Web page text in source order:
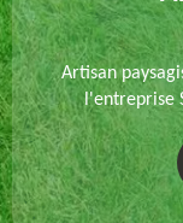
Artisan
l'entreprise